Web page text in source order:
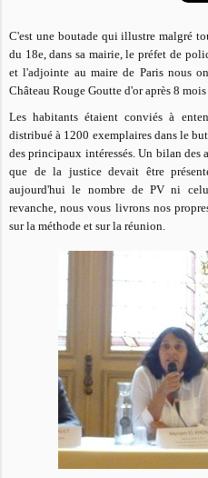
C'est une boutade qui illustre malgré
du 18e, dans sa mairie, le préfet de
et l'adjointe au maire de Paris nous
Château Rouge Goutte d'or après 8
Les habitants étaient conviés à
distribué à 1200 exemplaires dans le
des principaux intéressés. Un bilan des
que de la justice devait être
aujourd'hui le nombre de PV ni
revanche, nous vous livrons nos
sur la méthode et sur la réunion.